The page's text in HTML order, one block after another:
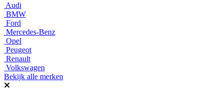
Audi
BMW
Ford
Mercedes-Benz
Opel
Peugeot
Renault
Volkswagen
Bekijk alle merken